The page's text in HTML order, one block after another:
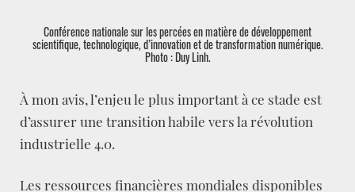
Conférence nationale sur les percées en matière de développement
scientifique, technologique, d’innovation et de transformation numérique.
Photo : Duy Linh.
À mon avis, l’enjeu le plus important à ce stade est
d’assurer une transition habile vers la révolution
industrielle 4.0.
Les ressources financières mondiales disponibles